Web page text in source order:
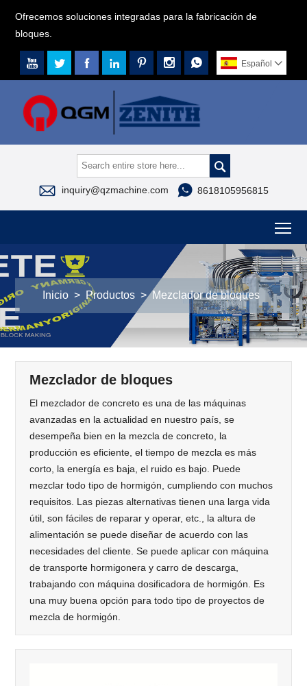
Ofrecemos soluciones integradas para la fabricación de
bloques.
       Español 

 inquiry@qzmachine.com  8618105956815
Inicio > Productos > Mezclador de bloques
Mezclador de bloques
El mezclador de concreto es una de las máquinas
avanzadas en la actualidad en nuestro país, se
desempeña bien en la mezcla de concreto, la
producción es eficiente, el tiempo de mezcla es más
corto, la energía es baja, el ruido es bajo. Puede
mezclar todo tipo de hormigón, cumpliendo con muchos
requisitos. Las piezas alternativas tienen una larga vida
útil, son fáciles de reparar y operar, etc., la altura de
alimentación se puede diseñar de acuerdo con las
necesidades del cliente. Se puede aplicar con máquina
de transporte hormigonera y carro de descarga,
trabajando con máquina dosificadora de hormigón. Es
una muy buena opción para todo tipo de proyectos de
mezcla de hormigón.